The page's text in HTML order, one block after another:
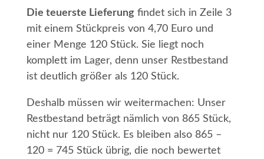
Die teuerste Lieferungfindet sich in Zeile 3
mit einem Stückpreis von 4,70 Euro und
einer Menge 120 Stück. Sie liegt noch
komplett im Lager, denn unser Restbestand
ist deutlich größer als 120 Stück.
Deshalb müssen wir weitermachen: Unser
Restbestand beträgt nämlich von 865 Stück,
nicht nur 120 Stück. Es bleiben also 865 –
120 = 745 Stück übrig, die noch bewertet